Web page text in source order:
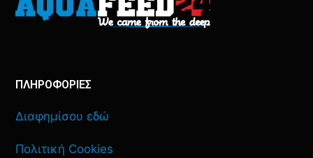
ΠΛΗΡΟΦΟΡΙΕΣ
Διαφημίσου εδώ
Πολιτική Cookies